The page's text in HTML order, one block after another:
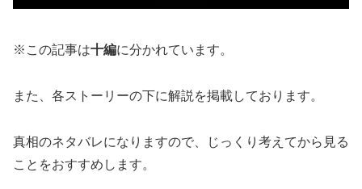
※この記事は十編に分かれています。
また、各ストーリーの下に解説を掲載しております。
真相のネタバレになりますので、じっくり考えてから見る
ことをおすすめします。